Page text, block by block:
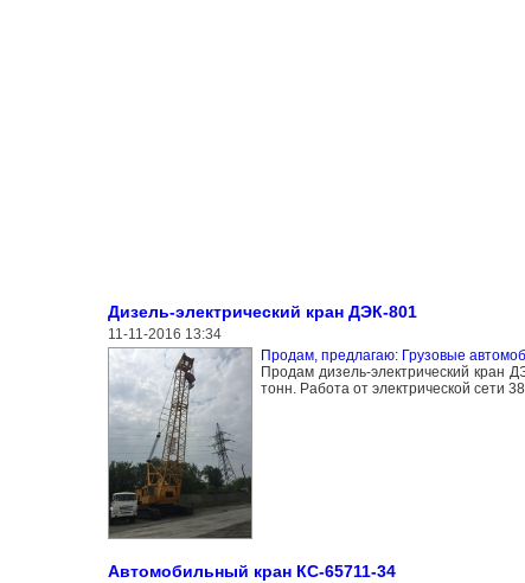
Дизель-электрический кран ДЭК-801
11-11-2016 13:34
Продам, предлагаю: Грузовые
Продам дизель-электрический кран
тонн. Работа от электрической сети
Автомобильный кран КС-65711-34